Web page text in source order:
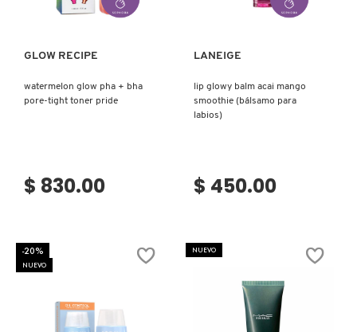
GLOW RECIPE
watermelon glow pha + bha
pore-tight toner pride
$ 830.00
LANEIGE
lip glowy balm acai mango
smoothie (bálsamo para
labios)
$ 450.00
-20%
NUEVO
NUEVO